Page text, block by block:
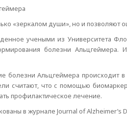
«зеркалом души», но и позволяют
учеными из Университета
болезни Альцгеймера.
болезни Альцгеймера происходит
считают, что с помощью
профилактическое лечение.
в журнале Journal of Alzheimer’s